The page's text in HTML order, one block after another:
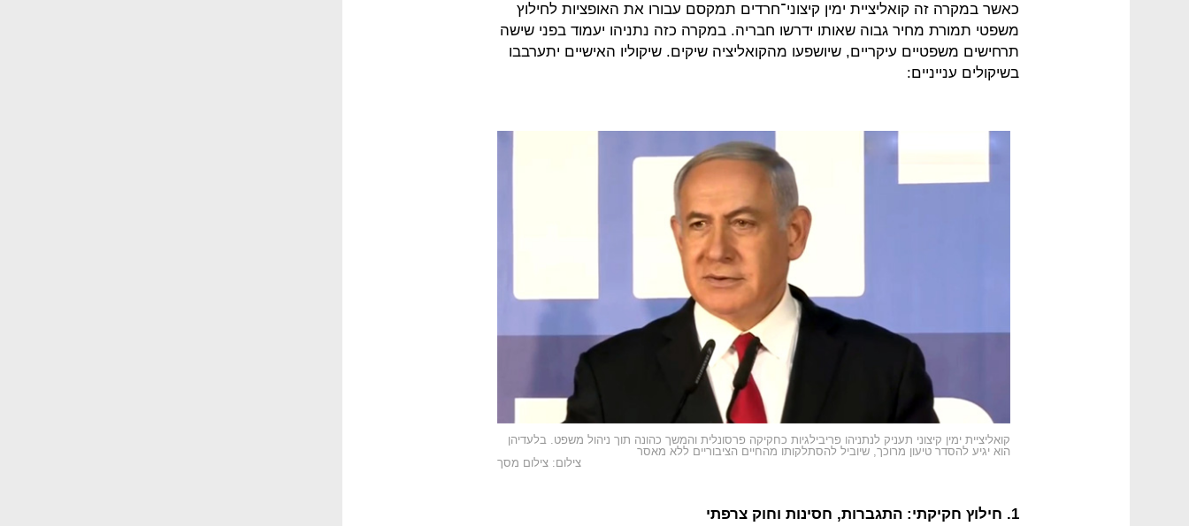
כאשר במקרה זה קואליציית ימין קיצוני־חרדים תמקסם עבורו את האופציות לחילוץ
משפטי תמורת מחיר גבוה שאותו ידרשו חבריה. במקרה כזה נתניהו יעמוד בפני שישה
תרחישים משפטיים עיקריים, שיושפעו מהקואליציה שיקים. שיקוליו האישיים יתערבבו
בשיקולים ענייניים:
קואליציית ימין קיצוני תעניק לנתניהו פריבילגיות כחקיקה פרסונלית והמשך כהונה תוך ניהול משפט. בלעדיהן
הוא יגיע להסדר טיעון מרוכך, שיוביל להסתלקותו מהחיים הציבוריים ללא מאסר
צילום: צילום מסך
1. חילוץ חקיקתי: התגברות, חסינות וחוק צרפתי